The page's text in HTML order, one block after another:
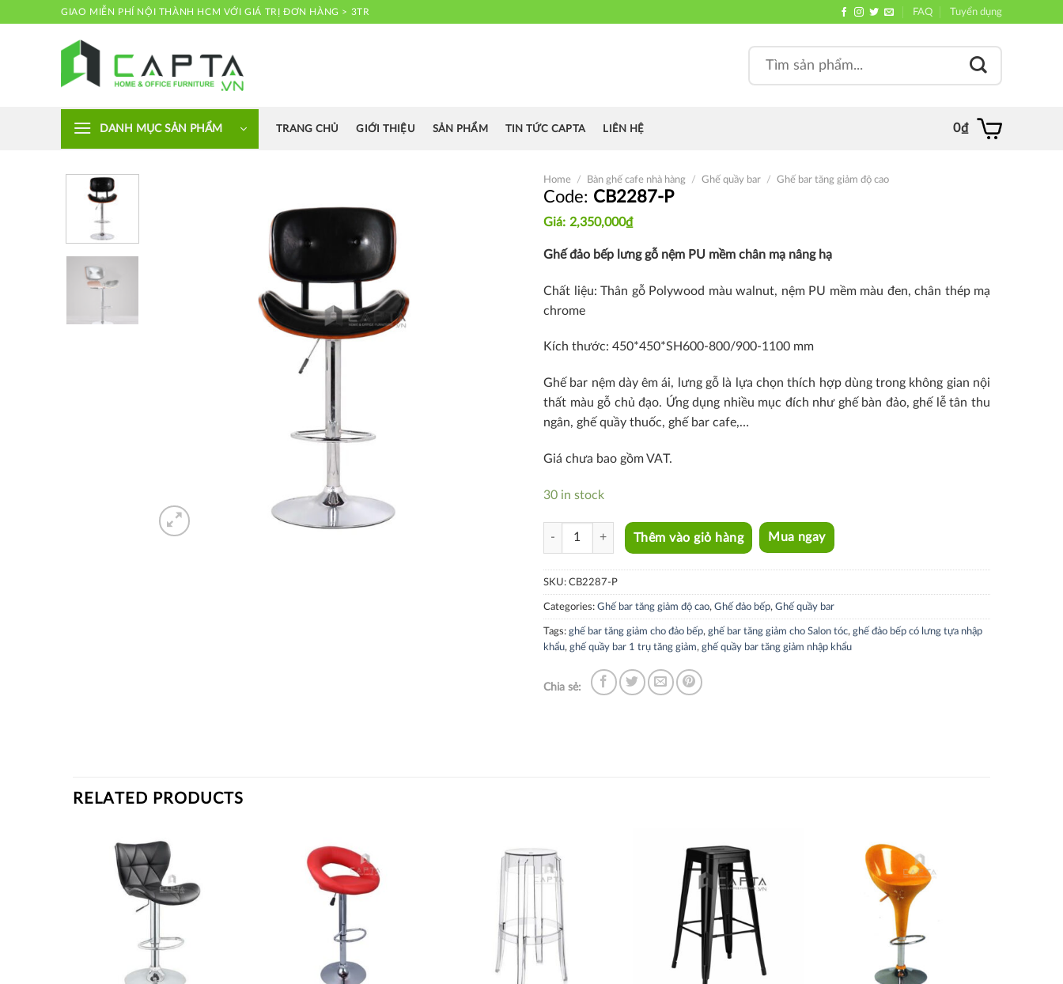
GIAO MIỄN PHÍ NỘI THÀNH HCM VỚI GIÁ TRỊ ĐƠN HÀNG > 3TR FAQ Tuyển dụng
for:
DANH MỤC SẢN PHẨM TRANG CHỦ GIỚI THIỆU SẢN PHẨM TIN TỨC CAPTA LIÊN HỆ 0₫
Home / Bàn ghế cafe nhà hàng / Ghế quầy bar / Ghế bar tăng giảm độ cao
CB2287-P
2,350,000₫
Ghế đảo bếp lưng gỗ nệm PU mềm chân mạ nâng hạ
Chất liệu: Thân gỗ Polywood màu walnut, nệm PU mềm màu đen, chân thép mạ
chrome
Kích thước: 450*450*SH600-800/900-1100 mm
Ghế bar nệm dày êm ái, lưng gỗ là lựa chọn thích hợp dùng trong không gian nội
thất màu gỗ chủ đạo. Ứng dụng nhiều mục đích như ghế bàn đảo, ghế lễ tân thu
ngân, ghế quầy thuốc, ghế bar cafe,…
Giá chưa bao gồm VAT.
30 in stock
CB2287-P quantity
Thêm vào giỏ hàng Mua ngay
SKU: CB2287-P
Categories: Ghế bar tăng giảm độ cao, Ghế đảo bếp, Ghế quầy bar
Tags: ghế bar tăng giảm cho đảo bếp, ghế bar tăng giảm cho Salon tóc, ghế đảo bếp có lưng tựa nhập
khẩu, ghế quầy bar 1 trụ tăng giảm, ghế quầy bar tăng giảm nhập khẩu
Chia sẻ:
RELATED PRODUCTS